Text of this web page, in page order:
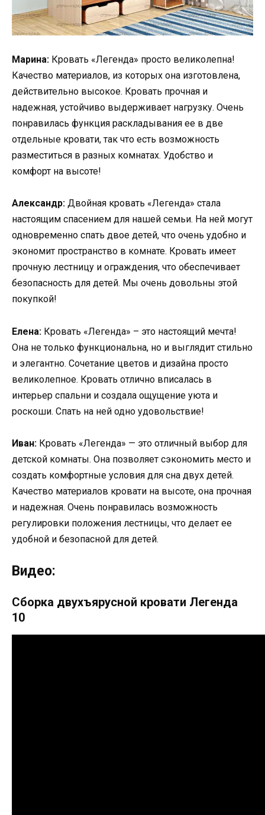
Марина: Кровать «Легенда» просто великолепна!
Качество материалов, из которых она изготовлена,
действительно высокое. Кровать прочная и
надежная, устойчиво выдерживает нагрузку. Очень
понравилась функция раскладывания ее в две
отдельные кровати, так что есть возможность
разместиться в разных комнатах. Удобство и
комфорт на высоте!
Александр: Двойная кровать «Легенда» стала
настоящим спасением для нашей семьи. На ней могут
одновременно спать двое детей, что очень удобно и
экономит пространство в комнате. Кровать имеет
прочную лестницу и ограждения, что обеспечивает
безопасность для детей. Мы очень довольны этой
покупкой!
Елена: Кровать «Легенда» – это настоящий мечта!
Она не только функциональна, но и выглядит стильно
и элегантно. Сочетание цветов и дизайна просто
великолепное. Кровать отлично вписалась в
интерьер спальни и создала ощущение уюта и
роскоши. Спать на ней одно удовольствие!
Иван: Кровать «Легенда» — это отличный выбор для
детской комнаты. Она позволяет сэкономить место и
создать комфортные условия для сна двух детей.
Качество материалов кровати на высоте, она прочная
и надежная. Очень понравилась возможность
регулировки положения лестницы, что делает ее
удобной и безопасной для детей.
Видео:
Сборка двухъярусной кровати Легенда
10